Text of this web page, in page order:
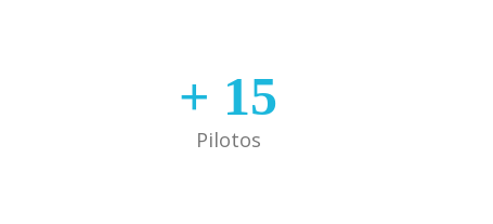
+ 15
Pilotos